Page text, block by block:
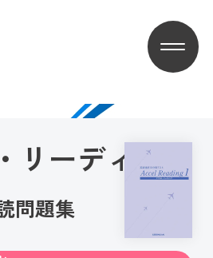
リーディン
問題集